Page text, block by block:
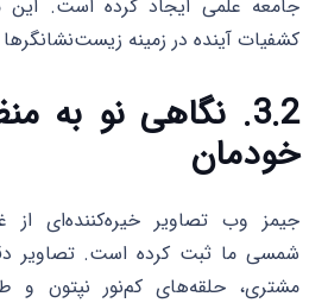
جامعه علمی ایجاد کرده است. این
کشفیات آینده در زمینه
3.2. نگاهی نو به
خودمان
جیمز وب تصاویر خیره‌کننده‌ای از
شمسی ما ثبت کرده است. تصاویر
مشتری، حلقه‌های کم‌نور نپتون و